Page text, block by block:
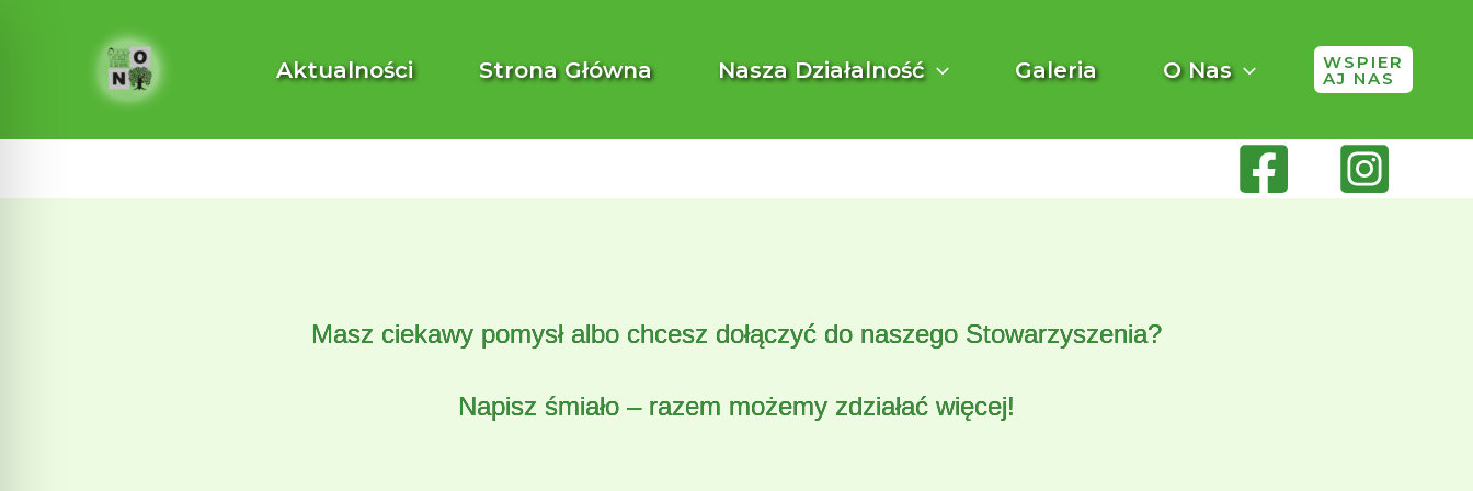
Aktualności Strona Główna Nasza Działalność Galeria O Nas WSPIER
AJ NAS
Masz ciekawy pomysł albo chcesz dołączyć do naszego Stowarzyszenia?
Napisz śmiało – razem możemy zdziałać więcej!